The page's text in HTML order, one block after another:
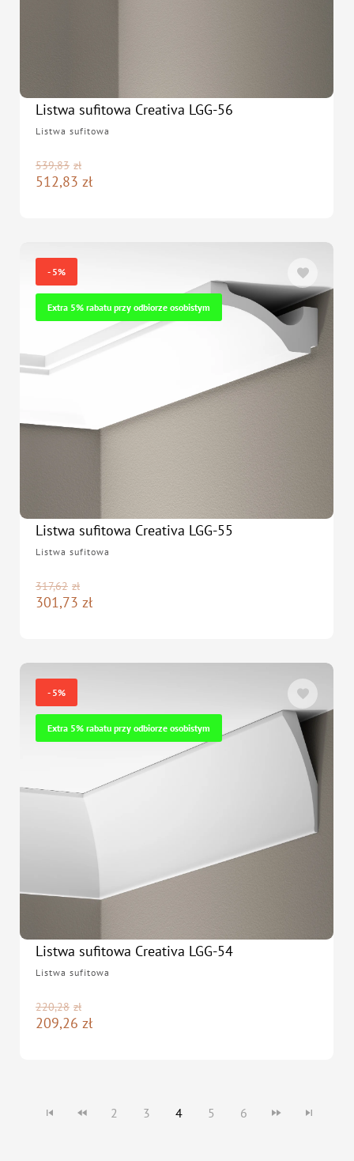
Listwa sufitowa Creativa LGG-56
Listwa sufitowa
zł
539,83
zł
512,83
- 5%
Extra 5% rabatu przy odbiorze osobistym
Listwa sufitowa Creativa LGG-55
Listwa sufitowa
zł
317,62
zł
301,73
- 5%
Extra 5% rabatu przy odbiorze osobistym
Listwa sufitowa Creativa LGG-54
Listwa sufitowa
zł
220,28
zł
209,26
2 3 4 5 6